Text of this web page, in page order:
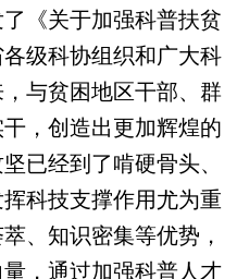
《关于加强科普扶贫
级科协组织和广大科
与贫困地区干部、群
，创造出更加辉煌的
已经到了啃硬骨头、
科技支撑作用尤为重
、知识密集等优势，
，通过加强科普人才